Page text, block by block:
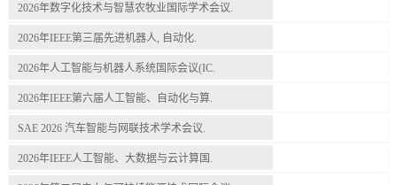
2026年数字化技术与智慧农牧业国际学术会议.
2026年IEEE第三届先进机器人, 自动化.
2026年人工智能与机器人系统国际会议(IC.
2026年IEEE第六届人工智能、自动化与算.
SAE 2026 汽车智能与网联技术学术会议.
2026年IEEE人工智能、大数据与云计算国.